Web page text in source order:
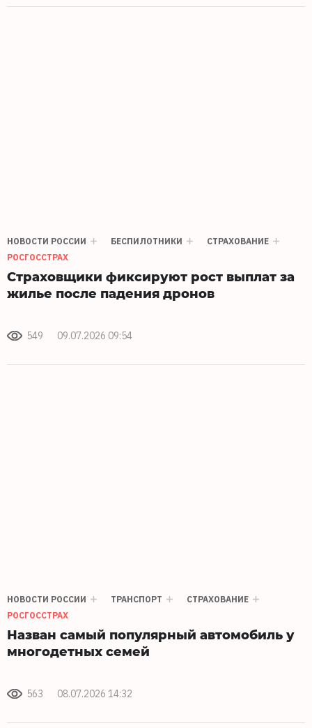
НОВОСТИ РОССИИ БЕСПИЛОТНИКИ
СТРАХОВАНИЕ
РОСГОССТРАХ
Страховщики фиксируют рост выплат за
жилье после падения дронов
549 09.07.2026 09:54
НОВОСТИ РОССИИ ТРАНСПОРТ
СТРАХОВАНИЕ
РОСГОССТРАХ
Назван самый популярный автомобиль у
многодетных семей
563 08.07.2026 14:32